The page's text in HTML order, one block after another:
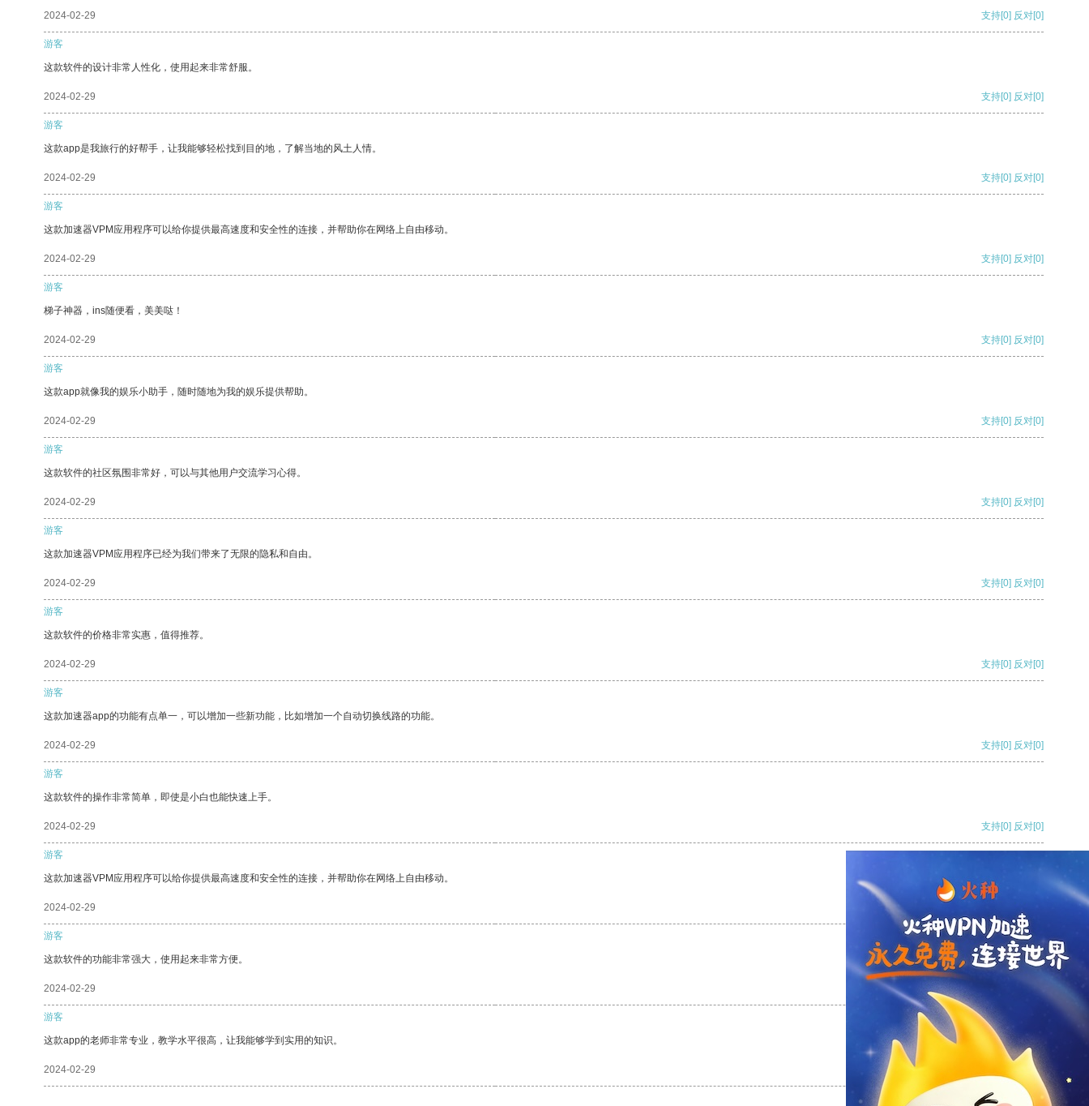
2024-02-29 支持[0] 反对[0]
游客
这款软件的设计非常人性化，使用起来非常舒服。
2024-02-29 支持[0] 反对[0]
游客
这款app是我旅行的好帮手，让我能够轻松找到目的地，了解当地的风土人情。
2024-02-29 支持[0] 反对[0]
游客
这款加速器VPM应用程序可以给你提供最高速度和安全性的连接，并帮助你在网络上自由移动。
2024-02-29 支持[0] 反对[0]
游客
梯子神器，ins随便看，美美哒！
2024-02-29 支持[0] 反对[0]
游客
这款app就像我的娱乐小助手，随时随地为我的娱乐提供帮助。
2024-02-29 支持[0] 反对[0]
游客
这款软件的社区氛围非常好，可以与其他用户交流学习心得。
2024-02-29 支持[0] 反对[0]
游客
这款加速器VPM应用程序已经为我们带来了无限的隐私和自由。
2024-02-29 支持[0] 反对[0]
游客
这款软件的价格非常实惠，值得推荐。
2024-02-29 支持[0] 反对[0]
游客
这款加速器app的功能有点单一，可以增加一些新功能，比如增加一个自动切换线路的功能。
2024-02-29 支持[0] 反对[0]
游客
这款软件的操作非常简单，即使是小白也能快速上手。
2024-02-29 支持[0] 反对[0]
游客
这款加速器VPM应用程序可以给你提供最高速度和安全性的连接，并帮助你在网络上自由移动。
2024-02-29
游客
这款软件的功能非常强大，使用起来非常方便。
2024-02-29 反对
游客
这款app的老师非常专业，教学水平很高，让我能够学到实用的知识。
2024-02-29 反对[0]